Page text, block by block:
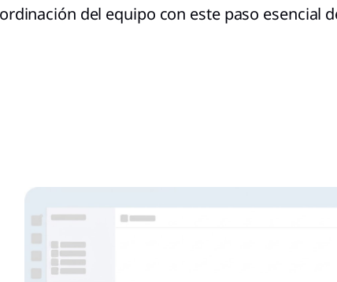
del equipo con este paso esencial